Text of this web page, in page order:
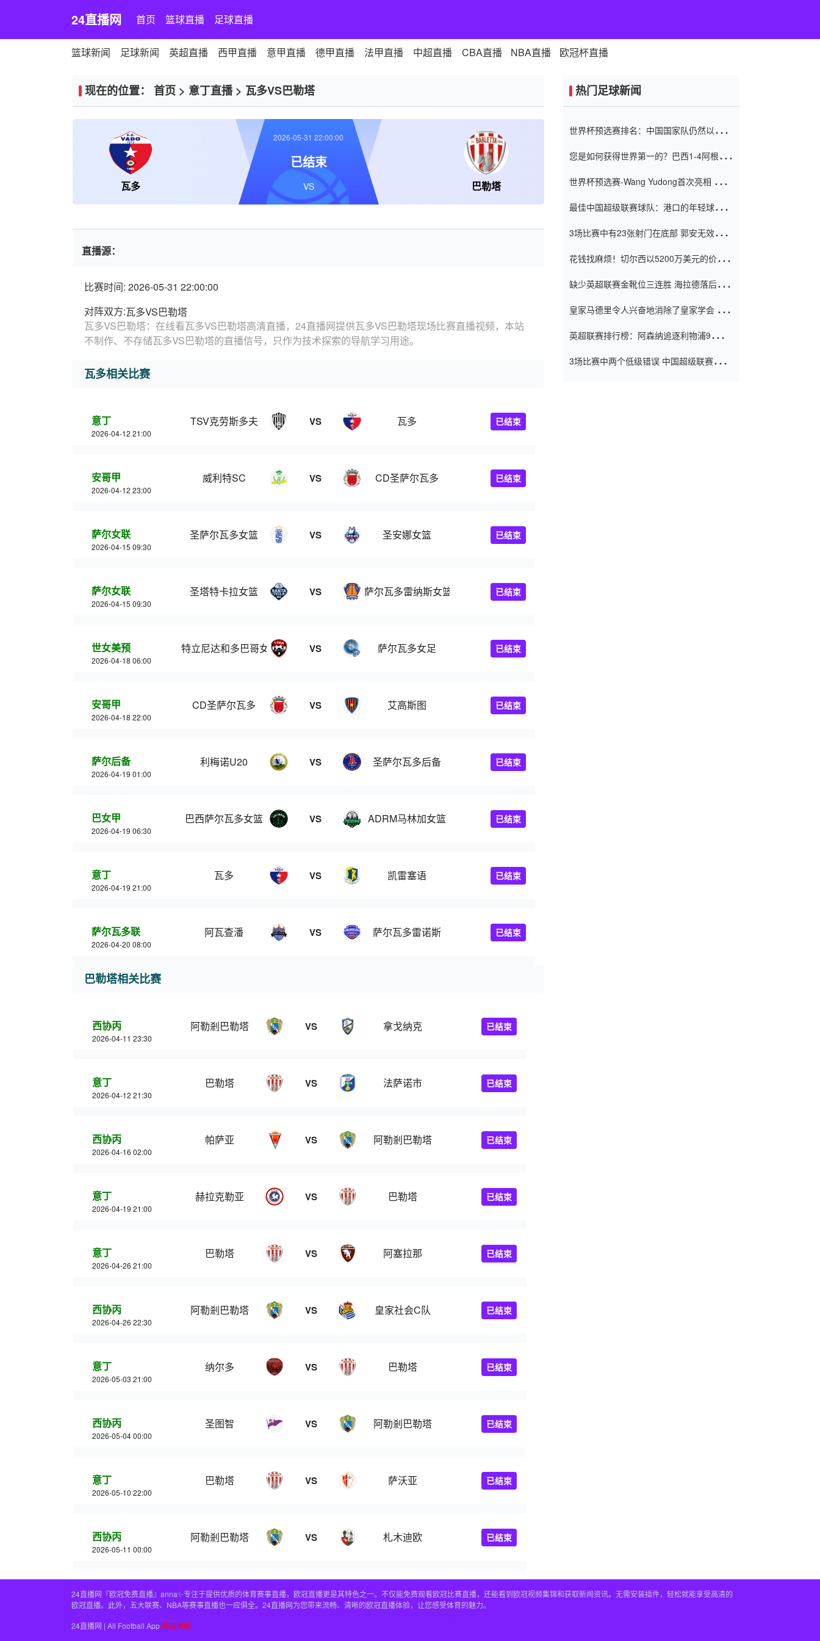
24直播网 首页 篮球直播 足球直播
篮球新闻 足球新闻 英超直播 西甲直播 意甲直播 德甲直播 法甲直播 中超直播 CBA直播 NBA直播 欧冠杯直播
现在的位置： 首页 > 意丁直播> 瓦多VS巴勒塔
瓦多 巴勒塔
2026-05-31 22:00:00
已结束
VS
直播源：
比赛时间: 2026-05-31 22:00:00
对阵双方:瓦多VS巴勒塔
瓦多VS巴勒塔：在线看瓦多VS巴勒塔高清直播，24直播网提供瓦多VS巴勒塔现场比赛直播视频，本站
不制作、不存储瓦多VS巴勒塔的直播信号，只作为技术探索的导航学习用途。
瓦多相关比赛
意丁
2026-04-12 21:00
TSV克劳斯多夫 VS 瓦多 已结束
安哥甲
2026-04-12 23:00
威利特SC VS CD圣萨尔瓦多 已结束
萨尔女联
2026-04-15 09:30
圣萨尔瓦多女篮 VS 圣安娜女篮 已结束
萨尔女联
2026-04-15 09:30
圣塔特卡拉女篮 VS 萨尔瓦多雷纳斯女篮 已结束
世女美预
2026-04-18 06:00
特立尼达和多巴哥女足 VS 萨尔瓦多女足 已结束
安哥甲
2026-04-18 22:00
CD圣萨尔瓦多 VS 艾高斯图 已结束
萨尔后备
2026-04-19 01:00
利梅诺U20 VS 圣萨尔瓦多后备 已结束
巴女甲
2026-04-19 06:30
巴西萨尔瓦多女篮 VS ADRM马林加女篮 已结束
意丁
2026-04-19 21:00
瓦多 VS 凯雷塞语 已结束
萨尔瓦多联
2026-04-20 08:00
阿瓦查潘 VS 萨尔瓦多雷诺斯 已结束
巴勒塔相关比赛
西协丙
2026-04-11 23:30
阿勒剎巴勒塔 VS 拿戈纳克 已结束
意丁
2026-04-12 21:30
巴勒塔 VS 法萨诺市 已结束
西协丙
2026-04-16 02:00
帕萨亚 VS 阿勒剎巴勒塔 已结束
意丁
2026-04-19 21:00
赫拉克勒亚 VS 巴勒塔 已结束
意丁
2026-04-26 21:00
巴勒塔 VS 阿塞拉那 已结束
西协丙
2026-04-26 22:30
阿勒剎巴勒塔 VS 皇家社会C队 已结束
意丁
2026-05-03 21:00
纳尔多 VS 巴勒塔 已结束
西协丙
2026-05-04 00:00
圣图智 VS 阿勒剎巴勒塔 已结束
意丁
2026-05-10 22:00
巴勒塔 VS 萨沃亚 已结束
西协丙
2026-05-11 00:00
阿勒剎巴勒塔 VS 札木迪欧 已结束
热门足球新闻
世界杯预选赛排名：中国国家队仍然以6分
您是如何获得世界第一的？巴西1-4阿根
世界杯预选赛-Wang Yudong首次亮相 中国
最佳中国超级联赛球队：港口的年轻球员在
（Taishan）
3场比赛中有23张射门在底部 郭安无效传球
花钱找麻烦！切尔西以5200万美元的价格
窗口
缺少英超联赛金靴位三连胜 海拉德落后6球
皇家马德里令人兴奋地消除了皇家学会 安
英超联赛排行榜：阿森纳追逐利物浦9分 曼
3场比赛中两个低级错误 中国超级联赛的前
24直播网『欧冠免费直播』anna✨专注于提供优质的体育赛事直播，欧冠直播更是其特色之一。不仅能免费观看欧冠比赛直播，还能看到欧冠视频集锦和获取新闻资讯。无需安装插件，轻松就能享受高清的
欧冠直播。此外，五大联赛、NBA等赛事直播也一应俱全。24直播网为您带来流畅、清晰的欧冠直播体验，让您感受体育的魅力。
24直播网 | All Football App 网站地图